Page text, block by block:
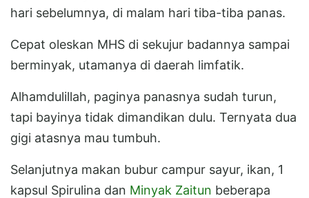
hari sebelumnya, di malam hari tiba-tiba panas.
Cepat oleskan MHS di sekujur badannya sampai
berminyak, utamanya di daerah limfatik.
Alhamdulillah, paginya panasnya sudah turun,
tapi bayinya tidak dimandikan dulu. Ternyata dua
gigi atasnya mau tumbuh.
Selanjutnya makan bubur campur sayur, ikan, 1
kapsul Spirulina dan Minyak Zaitun beberapa